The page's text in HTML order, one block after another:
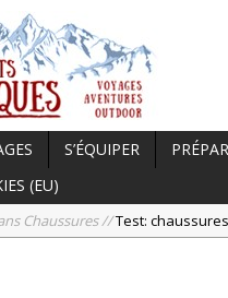
S’ÉQUIPER
(EU)
Chaussures //Test:
Hightech //